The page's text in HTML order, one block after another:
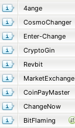
4ange
CosmoChanger
Enter-Change
CryptoGin
Revbit
MarketExchange
CoinPayMaster
ChangeNow
BitFlaming